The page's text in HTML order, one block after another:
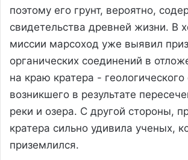
поэтому его грунт, вероятно,
свидетельства древней жизни. В
миссии марсоход уже выявил
органических соединений в
на краю кратера - геологического
возникшего в результате
реки и озера. С другой стороны,
кратера сильно удивила ученых,
приземлился.